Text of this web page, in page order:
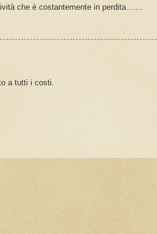
che è costantemente in perdita.......
a tutti i costi.